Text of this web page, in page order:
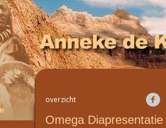
overzicht
Omega